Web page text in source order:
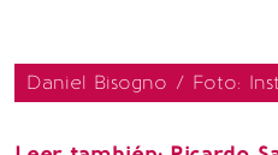
Daniel Bisogno / Foto: